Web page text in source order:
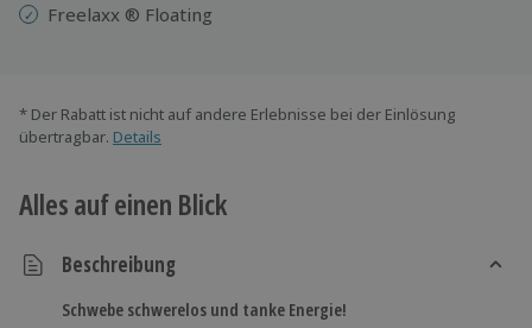
Freelaxx ® Floating
* Der Rabatt ist nicht auf andere Erlebnisse bei der Einlösung
übertragbar. Details
Alles auf einen Blick
Beschreibung
Schwebe schwerelos und tanke Energie!